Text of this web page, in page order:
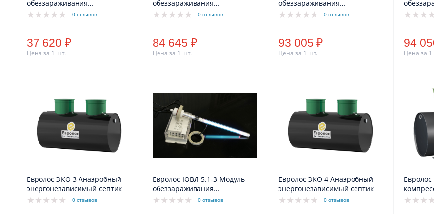
обеззараживания
ультрафиолетом0 отзывов
37 620 ₽
Цена за 1 шт.
обеззараживания
ультрафиолетом0 отзывов
84 645 ₽
Цена за 1 шт.
обеззараживания
ультрафиолетом0 отзывов
93 005 ₽
Цена за 1 шт.
94
Цена за 1
Евролос ЭКО 3 Анаэробный
энергонезависимый септик
0 отзывов
Евролос ЮВЛ 5.1-3 Модуль
обеззараживания
ультрафиолетом0 отзывов
Евролос ЭКО 4 Анаэробный
энергонезависимый септик
0 отзывов
Евролос
очистки